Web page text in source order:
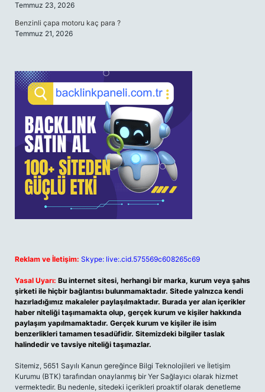
Temmuz 23, 2026
Benzinli çapa motoru kaç para ?
Temmuz 21, 2026
Reklam ve İletişim: Skype: live:.cid.575569c608265c69
Yasal Uyarı: Bu internet sitesi, herhangi bir marka, kurum veya şahıs
şirketi ile hiçbir bağlantısı bulunmamaktadır. Sitede yalnızca kendi
hazırladığımız makaleler paylaşılmaktadır. Burada yer alan içerikler
haber niteliği taşımamakta olup, gerçek kurum ve kişiler hakkında
paylaşım yapılmamaktadır. Gerçek kurum ve kişiler ile isim
benzerlikleri tamamen tesadüfidir. Sitemizdeki bilgiler taslak
halindedir ve tavsiye niteliği taşımazlar.
Sitemiz, 5651 Sayılı Kanun gereğince Bilgi Teknolojileri ve İletişim
Kurumu (BTK) tarafından onaylanmış bir Yer Sağlayıcı olarak hizmet
vermektedir. Bu nedenle, sitedeki içerikleri proaktif olarak denetleme